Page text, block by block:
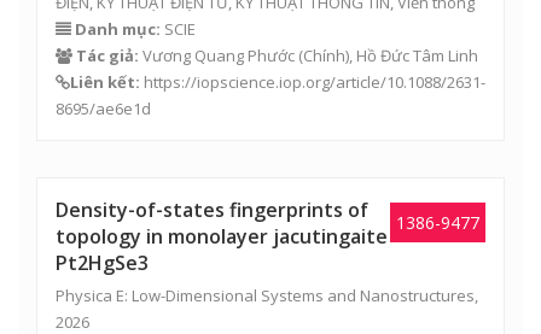
Danh mục: SCIE
Tác giả: Vương Quang Phước (Chính), Hồ Đức Tâm Linh
Liên kết: https://iopscience.iop.org/article/10.1088/2631-
8695/ae6e1d
1386-9477
Density-of-states fingerprints of
topology in monolayer jacutingaite
Pt2HgSe3
Physica E: Low-Dimensional Systems and Nanostructures,
2026